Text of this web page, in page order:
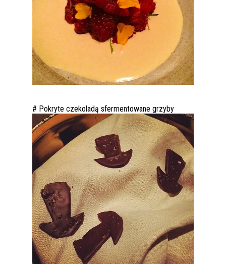
# Pokryte czekoladą sfermentowane grzyby